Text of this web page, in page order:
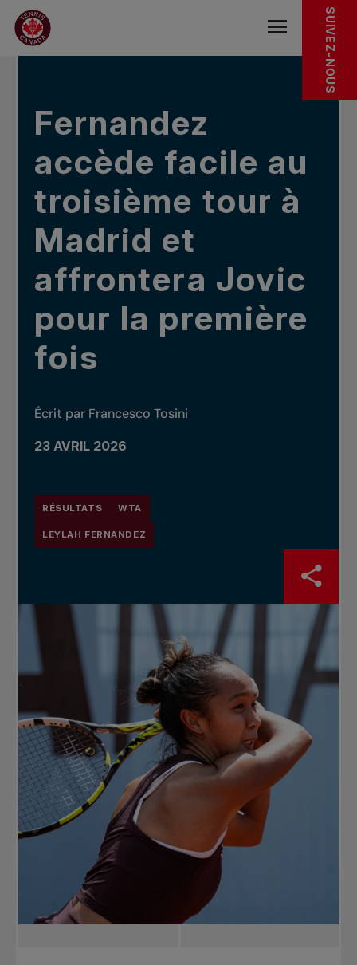
Sauter au menu principal
Sauter au contenu principal
Sauter au pied de page
DANS LES NOUVELLES SUIVEZ-NOUS
Fernandez
accède facile au
troisième tour à
Madrid et
affrontera Jovic
pour la première
fois
Écrit par Francesco Tosini
23 AVRIL 2026
RÉSULTATS WTA
LEYLAH FERNANDEZ